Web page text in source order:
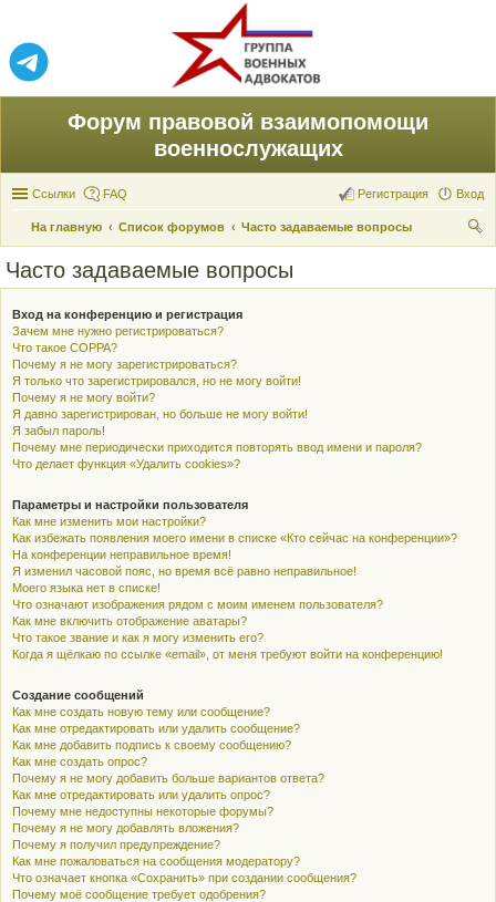
Форум правовой взаимопомощи
военнослужащих
Ссылки FAQ Вход
Регистрация
На главную Список форумов
Часто задаваемые вопросы
Часто задаваемые вопросы
Вход на конференцию и регистрация
Зачем мне нужно регистрироваться?
Что такое COPPA?
Почему я не могу зарегистрироваться?
Я только что зарегистрировался, но не могу войти!
Почему я не могу войти?
Я давно зарегистрирован, но больше не могу войти!
Я забыл пароль!
Почему мне периодически приходится повторять ввод имени и пароля?
Что делает функция «Удалить cookies»?
Параметры и настройки пользователя
Как мне изменить мои настройки?
Как избежать появления моего имени в списке «Кто сейчас на конференции»?
На конференции неправильное время!
Я изменил часовой пояс, но время всё равно неправильное!
Моего языка нет в списке!
Что означают изображения рядом с моим именем пользователя?
Как мне включить отображение аватары?
Что такое звание и как я могу изменить его?
Когда я щёлкаю по ссылке «email», от меня требуют войти на конференцию!
Создание сообщений
Как мне создать новую тему или сообщение?
Как мне отредактировать или удалить сообщение?
Как мне добавить подпись к своему сообщению?
Как мне создать опрос?
Почему я не могу добавить больше вариантов ответа?
Как мне отредактировать или удалить опрос?
Почему мне недоступны некоторые форумы?
Почему я не могу добавлять вложения?
Почему я получил предупреждение?
Как мне пожаловаться на сообщения модератору?
Что означает кнопка «Сохранить» при создании сообщения?
Почему моё сообщение требует одобрения?